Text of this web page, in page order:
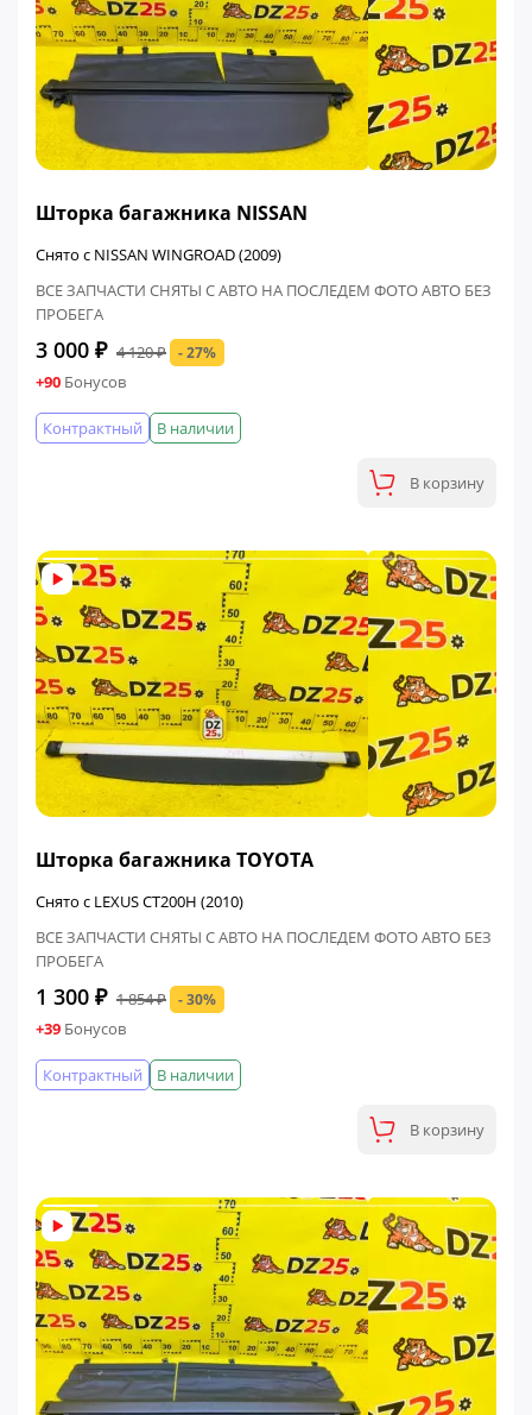
Шторка багажника NISSAN
Снято с NISSAN WINGROAD (2009)
ВСЕ ЗАПЧАСТИ СНЯТЫ С АВТО НА ПОСЛЕДЕМ ФОТО АВТО БЕЗ
ПРОБЕГА
3 000 ₽ 4 120 ₽ - 27%
+90 Бонусов
В наличии
Контрактный
В корзину
Шторка багажника TOYOTA
Снято с LEXUS CT200H (2010)
ВСЕ ЗАПЧАСТИ СНЯТЫ С АВТО НА ПОСЛЕДЕМ ФОТО АВТО БЕЗ
ПРОБЕГА
1 300 ₽ 1 854 ₽ - 30%
+39 Бонусов
В наличии
Контрактный
В корзину